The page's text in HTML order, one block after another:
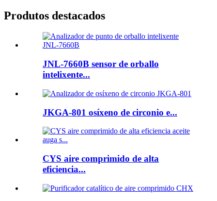
Produtos destacados
JNL-7660B sensor de orballo
intelixente...
JKGA-801 osíxeno de circonio e...
CYS aire comprimido de alta
eficiencia...